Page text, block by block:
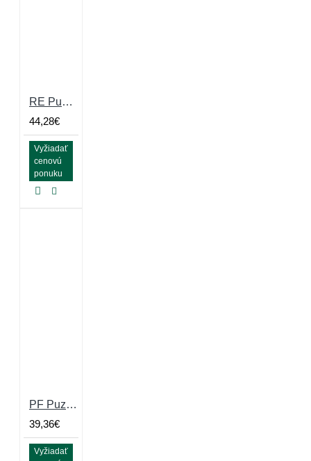
RE Puzzle Large Grey 10mm, drobné granule s 40%EPDM
44,28€
Vyžiadať
cenovú
ponuku
PF Puzzle Large Grey 5mm Eco
39,36€
Vyžiadať